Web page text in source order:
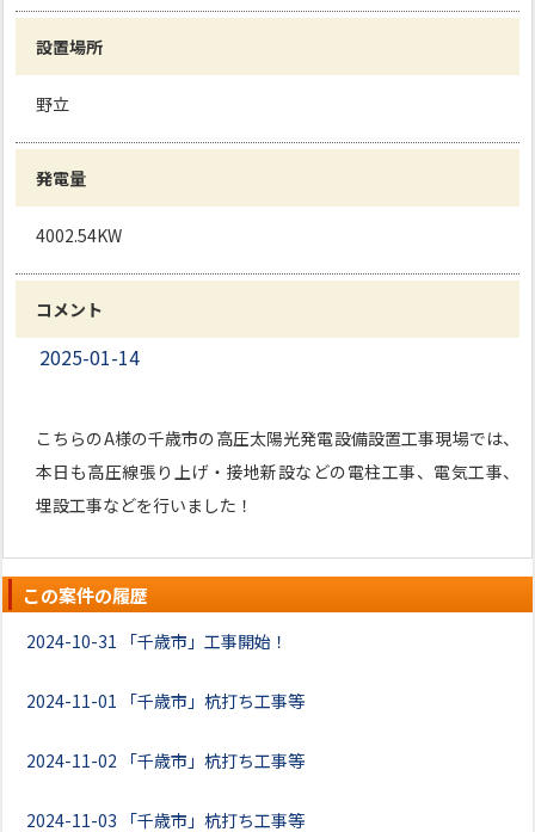
設置場所
野立
発電量
4002.54KW
コメント
2025-01-14
こちらのA様の千歳市の高圧太陽光発電設備設置工事現場では、
本日も高圧線張り上げ・接地新設などの電柱工事、電気工事、
埋設工事などを行いました！
この案件の履歴
2024-10-31 「千歳市」工事開始！
2024-11-01 「千歳市」杭打ち工事等
2024-11-02 「千歳市」杭打ち工事等
2024-11-03 「千歳市」杭打ち工事等